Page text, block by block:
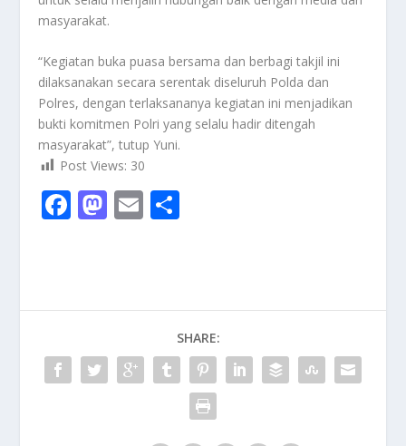
masyarakat.
“Kegiatan buka puasa bersama dan berbagi takjil ini
dilaksanakan secara serentak diseluruh Polda dan
Polres, dengan terlaksananya kegiatan ini menjadikan
bukti komitmen Polri yang selalu hadir ditengah
masyarakat”, tutup Yuni.
Post Views: 30
F
o
o
k
M
o
n
E
SHARE: